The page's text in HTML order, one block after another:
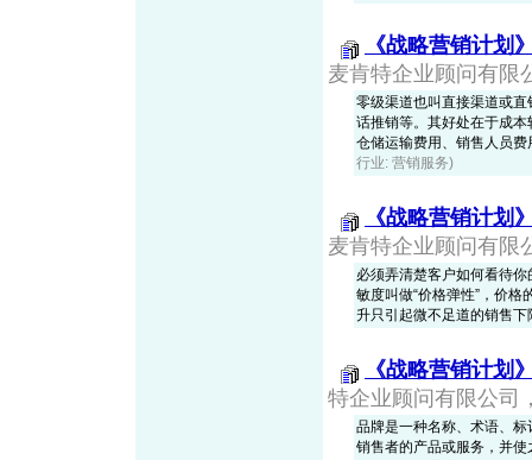
《战略营销计划
麦肯特企业顾问有限
零级渠道也叫直接渠道或
话推销等。其好处在于成
仓储运输费用、销售人员
行业: 营销服务)
《战略营销计划
麦肯特企业顾问有限
必须弄清楚客户如何看待
敏度叫做“价格弹性”，价
升只引起微不足道的销售
《战略营销计划
特企业顾问有限公司
品牌是一种名称、术语、
销售者的产品或服务，并